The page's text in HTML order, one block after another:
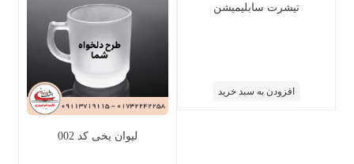
تیشرت سابلیمیشن
افزودن به سبد خرید
لیوان یخی کد 002